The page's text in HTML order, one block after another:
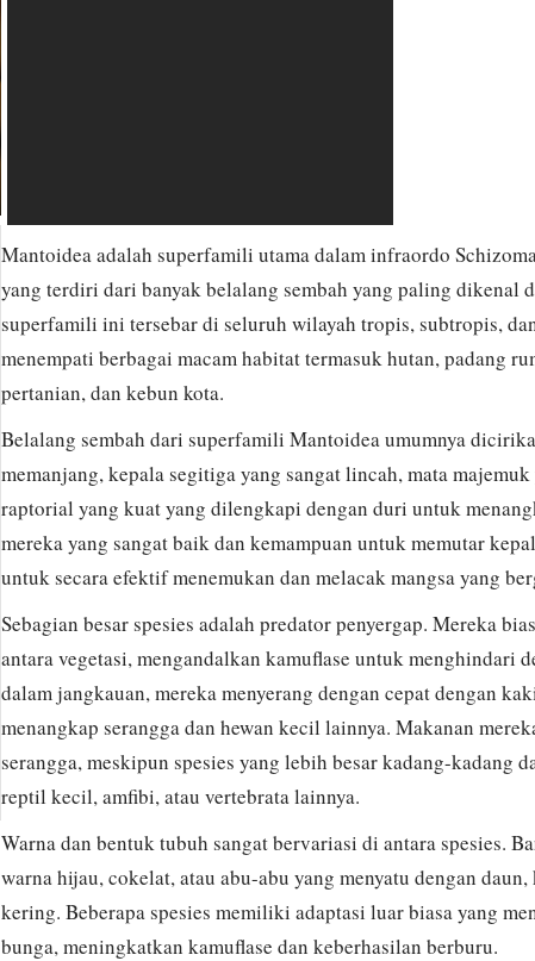
Mantoidea adalah superfamili utama dalam infraordo
yang terdiri dari banyak belalang sembah yang paling dikenal
superfamili ini tersebar di seluruh wilayah tropis, subtropis,
menempati berbagai macam habitat termasuk hutan, padang
pertanian, dan kebun kota.
Belalang sembah dari superfamili Mantoidea umumnya
memanjang, kepala segitiga yang sangat lincah, mata
raptorial yang kuat yang dilengkapi dengan duri untuk
mereka yang sangat baik dan kemampuan untuk memutar
untuk secara efektif menemukan dan melacak mangsa yang
Sebagian besar spesies adalah predator penyergap. Mereka
antara vegetasi, mengandalkan kamuflase untuk menghindari
dalam jangkauan, mereka menyerang dengan cepat dengan
menangkap serangga dan hewan kecil lainnya. Makanan
serangga, meskipun spesies yang lebih besar kadang-kadang
reptil kecil, amfibi, atau vertebrata lainnya.
Warna dan bentuk tubuh sangat bervariasi di antara spesies.
warna hijau, cokelat, atau abu-abu yang menyatu dengan
kering. Beberapa spesies memiliki adaptasi luar biasa yang
bunga, meningkatkan kamuflase dan keberhasilan berburu.